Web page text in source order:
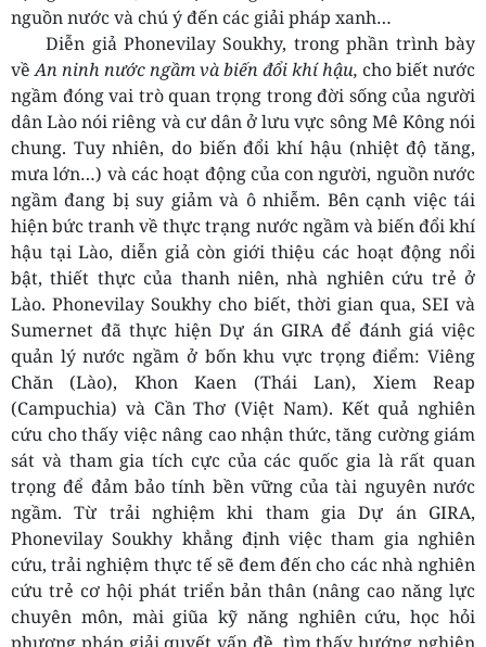
nguồn nước và chú ý đến các giải pháp xanh…
Diễn giả Phonevilay Soukhy, trong phần trình bày
vềAn ninh nước ngầm và biến đổi khí hậu, cho biết nước
ngầm đóng vai trò quan trọng trong đời sống của người
dân Lào nói riêng và cư dân ở lưu vực sông Mê Kông nói
chung. Tuy nhiên, do biến đổi khí hậu (nhiệt độ tăng,
mưa lớn…) và các hoạt động của con người, nguồn nước
ngầm đang bị suy giảm và ô nhiễm. Bên cạnh việc tái
hiện bức tranh về thực trạng nước ngầm và biến đổi khí
hậu tại Lào, diễn giả còn giới thiệu các hoạt động nổi
bật, thiết thực của thanh niên, nhà nghiên cứu trẻ ở
Lào. Phonevilay Soukhy cho biết, thời gian qua, SEI và
Sumernet đã thực hiện Dự án GIRA để đánh giá việc
quản lý nước ngầm ở bốn khu vực trọng điểm: Viêng
Chăn (Lào), Khon Kaen (Thái Lan), Xiem Reap
(Campuchia) và Cần Thơ (Việt Nam). Kết quả nghiên
cứu cho thấy việc nâng cao nhận thức, tăng cường giám
sát và tham gia tích cực của các quốc gia là rất quan
trọng để đảm bảo tính bền vững của tài nguyên nước
ngầm. Từ trải nghiệm khi tham gia Dự án GIRA,
Phonevilay Soukhy khẳng định việc tham gia nghiên
cứu, trải nghiệm thực tế sẽ đem đến cho các nhà nghiên
cứu trẻ cơ hội phát triển bản thân (nâng cao năng lực
chuyên môn, mài giũa kỹ năng nghiên cứu, học hỏi